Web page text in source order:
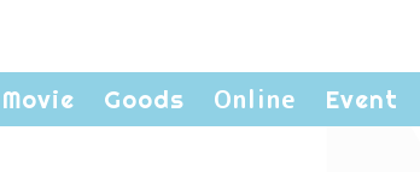
Movie Goods Online Event